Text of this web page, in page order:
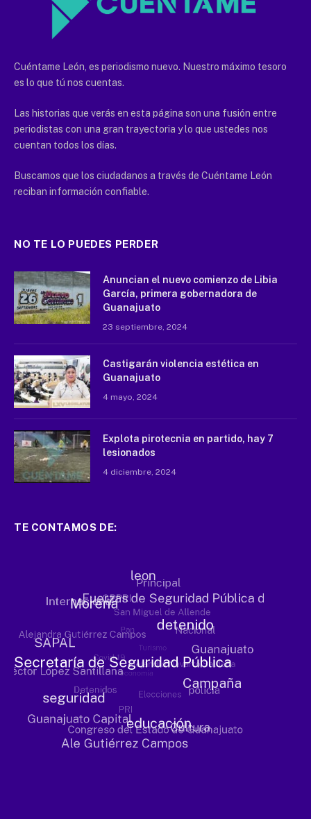
Cuéntame León, es periodismo nuevo. Nuestro máximo tesoro
es lo que tú nos cuentas.
Las historias que verás en esta página son una fusión entre
periodistas con una gran trayectoria y lo que ustedes nos
cuentan todos los días.
Buscamos que los ciudadanos a través de Cuéntame León
reciban información confiable.
NO TE LO PUEDES PERDER
Anuncian el nuevo comienzo de Libia
García, primera gobernadora de
Guanajuato
23 septiembre, 2024
Castigarán violencia estética en
Guanajuato
4 mayo, 2024
Explota pirotecnia en partido, hay 7
lesionados
4 diciembre, 2024
TE CONTAMOS DE: